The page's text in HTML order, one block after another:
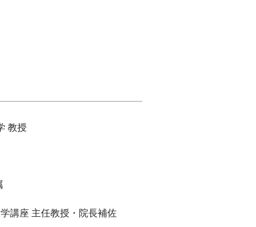
教授
講座 主任教授・院長補佐